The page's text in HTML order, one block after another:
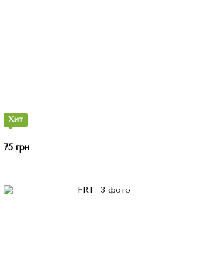
Хит
75 грн